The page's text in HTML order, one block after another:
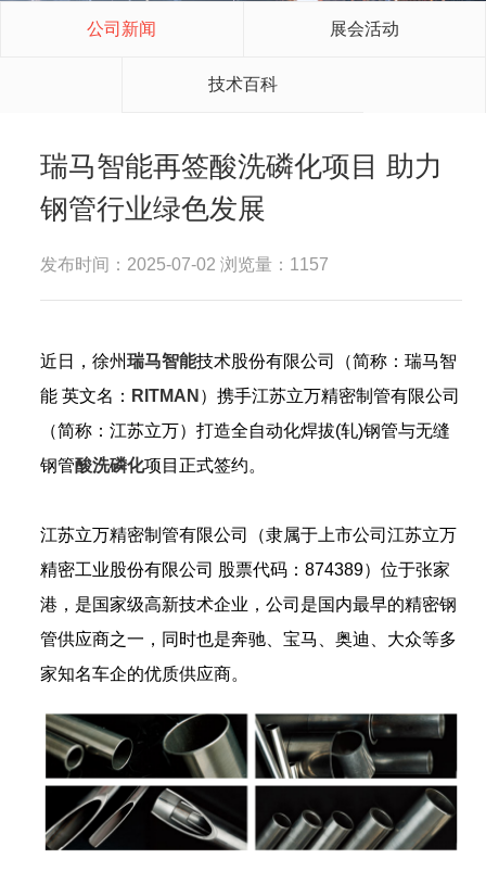
公司新闻 展会活动
技术百科
瑞马智能再签酸洗磷化项目 助力
钢管行业绿色发展
发布时间：2025-07-02 浏览量：1157
近日，徐州瑞马智能技术股份有限公司（简称：瑞马智
能 英文名： RITMAN ）携手江苏立万精密制管有限公司
（简称：江苏立万）打造全自动化焊拔(轧)钢管与无缝
钢管酸洗磷化项目正式签约。
江苏立万精密制管有限公司（隶属于上市公司江苏立万
精密工业股份有限公司 股票代码：874389）位于张家
港，是国家级高新技术企业，公司是国内最早的精密钢
管供应商之一，同时也是奔驰、宝马、奥迪、大众等多
家知名车企的优质供应商。